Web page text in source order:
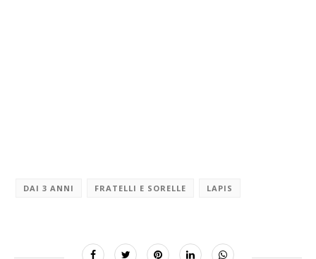
DAI 3 ANNI FRATELLI E SORELLE LAPIS